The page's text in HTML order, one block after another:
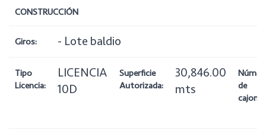
CONSTRUCCIÓN
Giros: - Lote baldio
Tipo
Licencia:
LICENCIA
10D
Superficie
Autorizada:
30,846.00
mts
de